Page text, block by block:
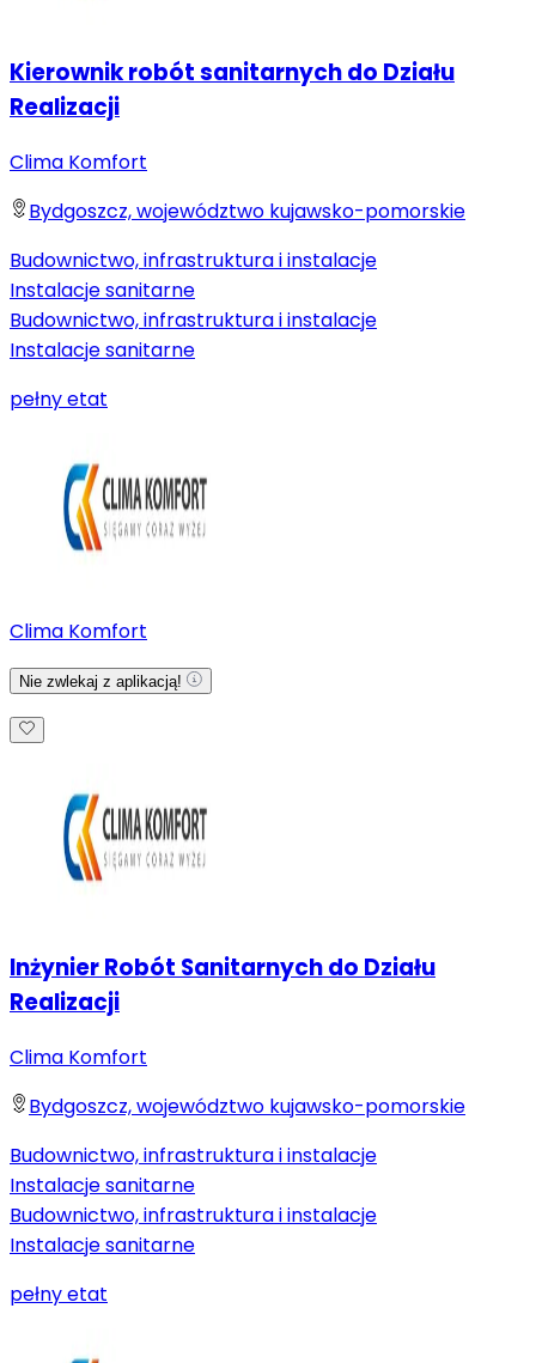
Kierownik robót sanitarnych do Działu
Realizacji
Clima Komfort
Bydgoszcz, województwo kujawsko-pomorskie
Budownictwo, infrastruktura i instalacje
Instalacje sanitarne
Budownictwo, infrastruktura i instalacje
Instalacje sanitarne
pełny etat
Clima Komfort
Nie zwlekaj z aplikacją!
Inżynier Robót Sanitarnych do Działu
Realizacji
Clima Komfort
Bydgoszcz, województwo kujawsko-pomorskie
Budownictwo, infrastruktura i instalacje
Instalacje sanitarne
Budownictwo, infrastruktura i instalacje
Instalacje sanitarne
pełny etat